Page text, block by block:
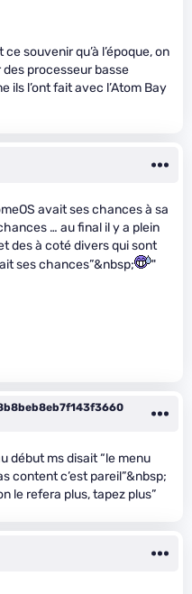
souvenir qu’à l’époque, on
processeur basse
l’ont fait avec l’Atom Bay
avait ses chances à sa
… au final il y a plein
des à coté divers qui sont
ses chances”&nbsp;
"
début ms disait “le menu
content c’est pareil”&nbsp;
le refera plus, tapez plus”